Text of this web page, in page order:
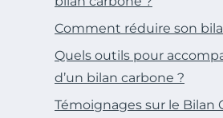
Comment réduire son
Quels outils pour
d’un bilan carbone ?
Témoignages sur le Bilan